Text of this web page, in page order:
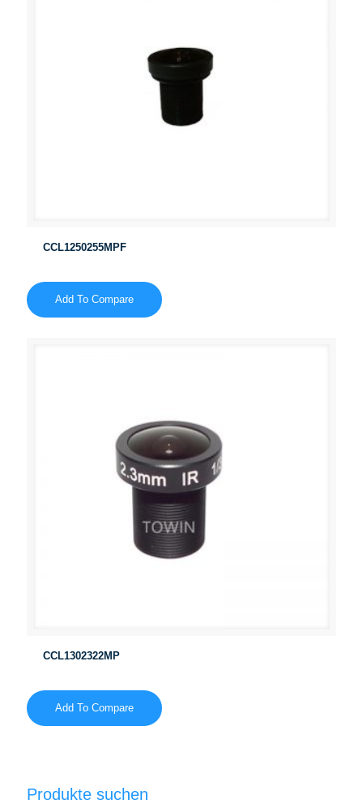
CCL1250255MPF
Add To Compare
CCL1302322MP
Add To Compare
Produkte suchen